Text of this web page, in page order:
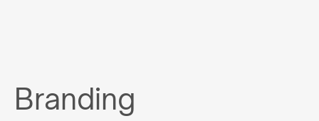
Branding